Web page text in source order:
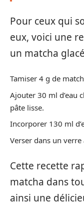
Pour ceux qui
eux, voici une
un matcha
Tamiser 4 g de
Ajouter 30 ml d’eau
pâte lisse.
Incorporer 130 ml
Verser dans un verre
Cette recette
matcha dans
ainsi une